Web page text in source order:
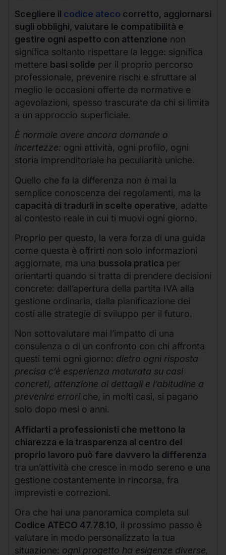
Scegliere il codice ateco corretto, aggiornarsi
sugli obblighi, valutare le compatibilità e
gestire ogni aspetto con attenzione non
significa soltanto rispettare la legge: significa
mettere basi solide per il proprio percorso
professionale, prevenire rischi e sfruttare al
meglio le occasioni offerte da normative e
agevolazioni, spesso trascurate da chi si limita
a un approccio superficiale.
È normale avere ancora domande o
incertezze: ogni attività, ogni profilo, ogni
storia imprenditoriale ha peculiarità uniche.
Quello che fa la differenza non è mai la
semplice conoscenza dei regolamenti, ma la
capacità di tradurli in scelte operative, adatte
al contesto reale in cui ti muovi ogni giorno.
Proprio per questo, la vera forza di una guida
come questa è offrirti non solo informazioni
aggiornate, ma una bussola pratica per
orientarti quando si tratta di prendere decisioni
concrete: dall’apertura della partita IVA alla
gestione ordinaria, dalla pianificazione dei
costi alle strategie di sviluppo per il futuro.
Non sottovalutare mai l’impatto di una
consulenza o di un confronto con chi affronta
questi temi ogni giorno: dietro ogni risposta
precisa c’è esperienza maturata su casi
concreti, attenzione ai dettagli e l’abitudine a
prevenire errori che, in molti casi, si pagano
solo dopo mesi o anni.
Affidarti a professionisti che mettono la
chiarezza e la trasparenza al centro del
proprio lavoro può fare davvero la differenza
tra un’attività che cresce in modo sereno e una
gestione costantemente in rincorsa, fra
imprevisti e correzioni.
Ora che hai una panoramica completa sul
Codice ATECO 47.78.10, il prossimo passo è
valutare in modo personalizzato la tua
situazione: ogni progetto ha esigenze diverse,